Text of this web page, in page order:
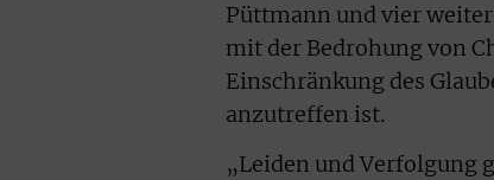
Püttmann und vier
mit der Bedrohung von
Einschränkung des
anzutreffen ist.
„Leiden und Verfolgung